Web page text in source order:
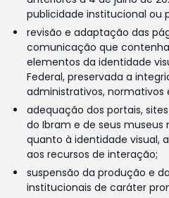
publicidade institucional ou
revisão e adaptação das
comunicação que
elementos da identidade
Federal, preservada a
administrativos, normativos
adequação dos portais,
do Ibram e de seus museus
quanto à identidade visual,
aos recursos de interação;
suspensão da produção e
institucionais de caráter